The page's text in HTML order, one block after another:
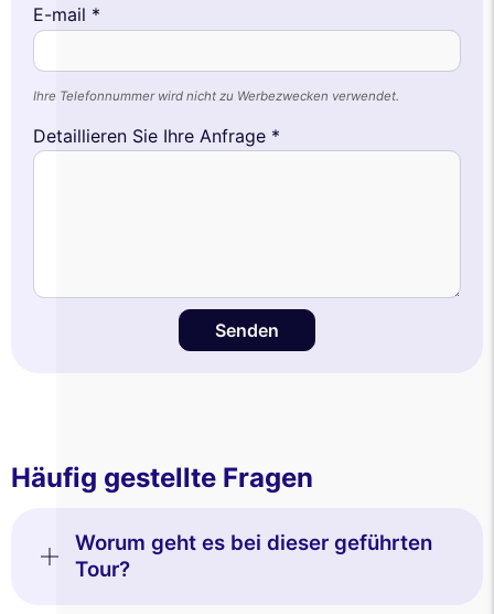
E-mail *
Ihre Telefonnummer wird nicht zu Werbezwecken verwendet.
Detaillieren Sie Ihre Anfrage *
Senden
Häufig gestellte Fragen
Worum geht es bei dieser geführten
Tour?